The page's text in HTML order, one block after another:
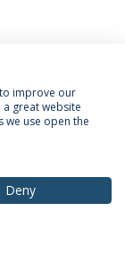
improve our
great website
we use open the
Deny